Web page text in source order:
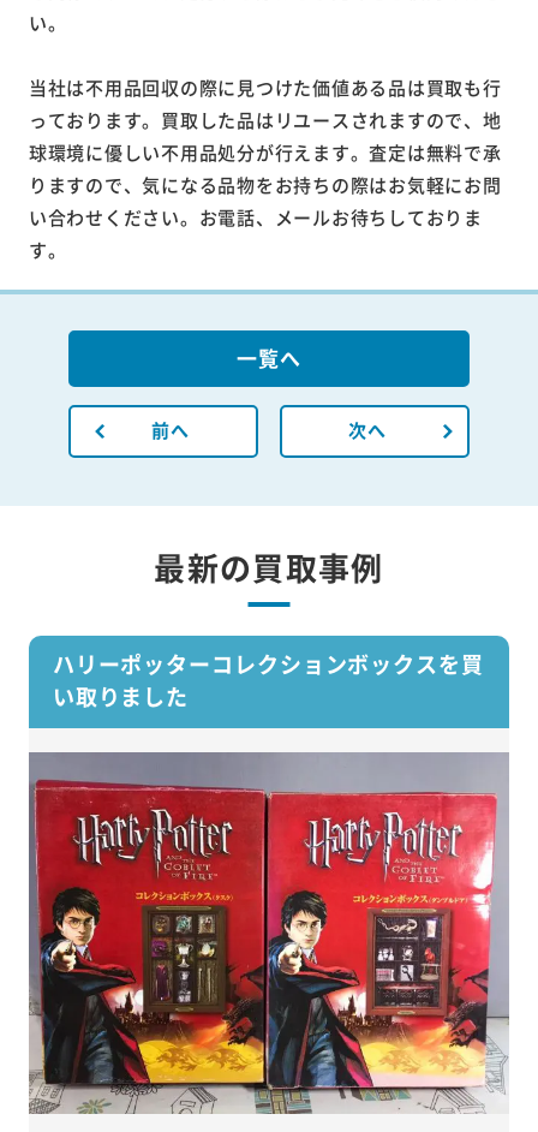
い。
当社は不用品回収の際に見つけた価値ある品は買取も行
っております。買取した品はリユースされますので、地
球環境に優しい不用品処分が行えます。査定は無料で承
りますので、気になる品物をお持ちの際はお気軽にお問
い合わせください。お電話、メールお待ちしておりま
す。
前へ
一覧へ
次へ
最新の買取事例
ハリーポッターコレクションボックスを買
い取りました